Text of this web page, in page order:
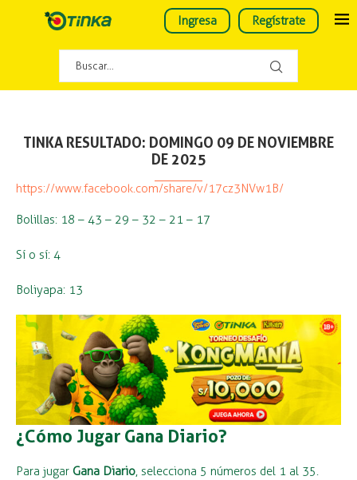
Ingresa Regístrate
TINKA RESULTADO: DOMINGO 09 DE NOVIEMBRE
DE 2025
https://www.facebook.com/share/v/17cz3NVw1B/
Bolillas: 18 – 43 – 29 – 32 – 21 – 17
Sí o sí: 4
Boliyapa: 13
¿Cómo Jugar Gana Diario?
Para jugar Gana Diario, selecciona 5 números del 1 al 35.